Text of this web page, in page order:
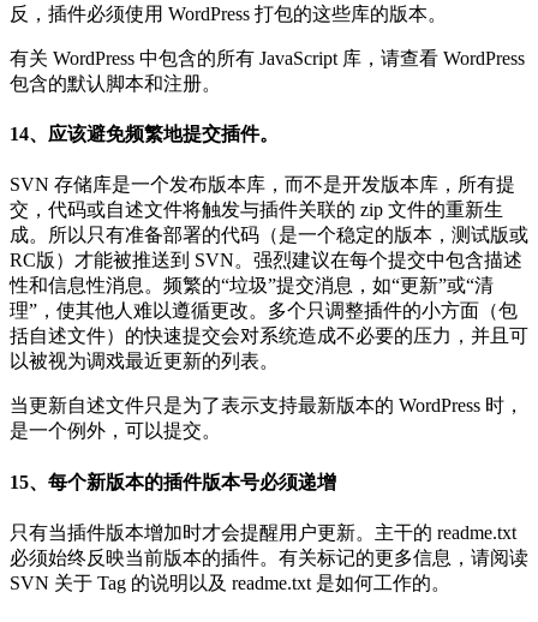
反，插件必须使用 WordPress 打包的这些库的版本。
有关 WordPress 中包含的所有 JavaScript 库，请查看 WordPress
包含的默认脚本和注册。
14、应该避免频繁地提交插件。
SVN 存储库是一个发布版本库，而不是开发版本库，所有提
交，代码或自述文件将触发与插件关联的 zip 文件的重新生
成。所以只有准备部署的代码（是一个稳定的版本，测试版或
RC版）才能被推送到 SVN。强烈建议在每个提交中包含描述
性和信息性消息。频繁的“垃圾”提交消息，如“更新”或“清
理”，使其他人难以遵循更改。多个只调整插件的小方面（包
括自述文件）的快速提交会对系统造成不必要的压力，并且可
以被视为调戏最近更新的列表。
当更新自述文件只是为了表示支持最新版本的 WordPress 时，
是一个例外，可以提交。
15、每个新版本的插件版本号必须递增
只有当插件版本增加时才会提醒用户更新。主干的 readme.txt
必须始终反映当前版本的插件。有关标记的更多信息，请阅读
SVN 关于 Tag 的说明以及 readme.txt 是如何工作的。